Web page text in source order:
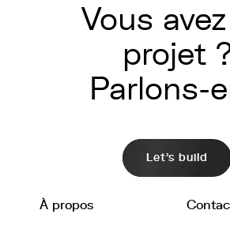
Vous
projet
Parlons-
Let's build
À propos